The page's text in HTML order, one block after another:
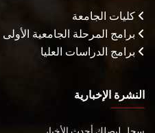
كليات الجامعة
برامج المرحلة الجامعية الأولى
برامج الدراسات العليا
النشرة الإخبارية
سجل ليصلك أحدث الأخبار